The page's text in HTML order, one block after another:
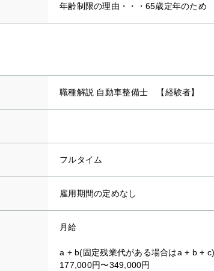
年齢制限の理由・・・65歳定年のため
職種解説 自動車整備士 【経験者】
フルタイム
雇用期間の定めなし
月給
a + b(固定残業代がある場合はa + b + c)
177,000円〜349,000円